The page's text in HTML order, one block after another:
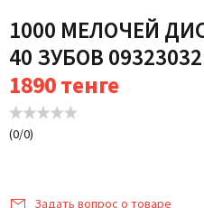
1000 МЕЛОЧЕЙ
40 ЗУБОВ
1890тенге
(0/0)
Задать вопрос о товаре